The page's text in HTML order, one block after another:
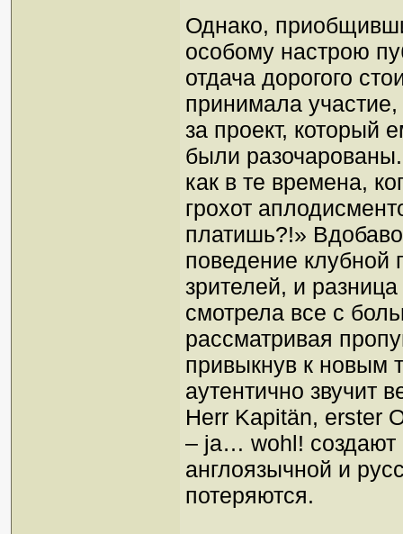
Однако,
особому настрою
отдача дорогого
принимала
за проект, который
были
как в те времена,
грохот
платишь?!»
поведение клубной
зрителей, и
смотрела все с
рассматривая
привыкнув к новым
аутентично звучит
Herr Kapitän, erster
– ja… wohl! создают
англоязычной и
потеряются.